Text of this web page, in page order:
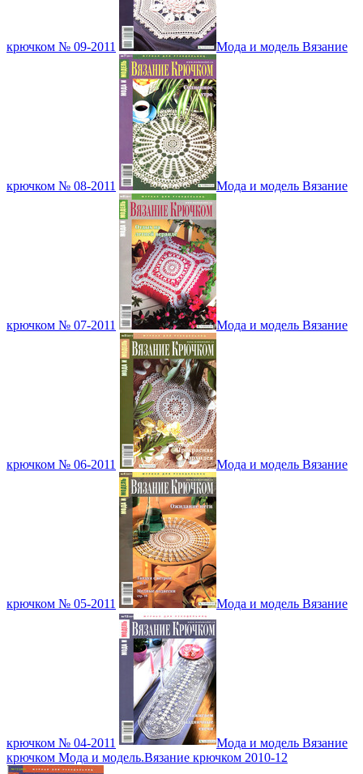
крючком № 09-2011 Мода и модель Вязание
крючком № 08-2011 Мода и модель Вязание
крючком № 07-2011 Мода и модель Вязание
крючком № 06-2011 Мода и модель Вязание
крючком № 05-2011 Мода и модель Вязание
крючком № 04-2011
Мода и модель Вязание
крючком Мода и модель.Вязание крючком 2010-12